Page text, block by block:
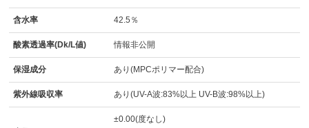
含水率 42.5％
酸素透過率(Dk/L値) 情報非公開
保湿成分 あり(MPCポリマー配合)
紫外線吸収率 あり(UV-A波:83%以上 UV-B波:98%以上)
±0.00(度なし)